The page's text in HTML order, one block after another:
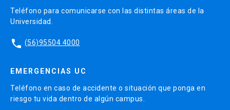
Teléfono para comunicarse con las distintas áreas de la
Universidad.
phone (56)95504 4000
EMERGENCIAS UC
Teléfono en caso de accidente o situación que ponga en
riesgo tu vida dentro de algún campus.